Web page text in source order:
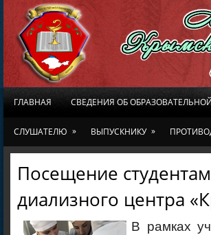
ГЛАВНАЯ СВЕДЕНИЯ ОБ
СЛУШАТЕЛЮ » ВЫПУСКНИКУ »
Посещение
диализного центра
В рамках